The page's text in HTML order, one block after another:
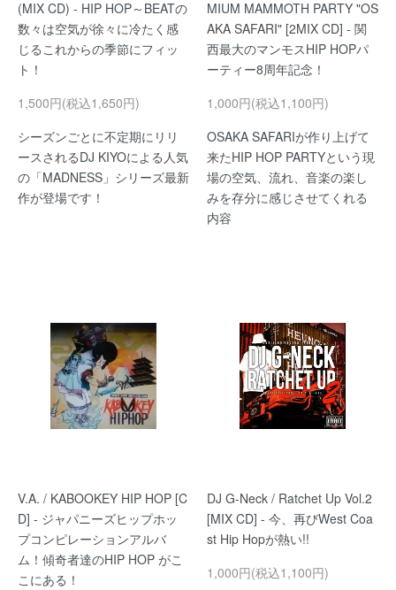
(MIX CD) - HIP HOP～BEATの
数々は空気が徐々に冷たく感
じるこれからの季節にフィッ
ト！
1,500円(税込1,650円)
シーズンごとに不定期にリリ
ースされるDJ KIYOによる人気
の「MADNESS」シリーズ最新
作が登場です！
MIUM MAMMOTH PARTY "OS
AKA SAFARI" [2MIX CD] - 関
西最大のマンモスHIP HOPパ
ーティー8周年記念！
1,000円(税込1,100円)
OSAKA SAFARIが作り上げて
来たHIP HOP PARTYという現
場の空気、流れ、音楽の楽し
みを存分に感じさせてくれる
内容
V.A. / KABOOKEY HIP HOP [C
D] - ジャパニーズヒップホッ
プコンピレーションアルバ
ム！傾奇者達のHIP HOP がこ
こにある！
DJ G-Neck / Ratchet Up Vol.2
[MIX CD] - 今、再びWest Coa
st Hip Hopが熱い!!
1,000円(税込1,100円)